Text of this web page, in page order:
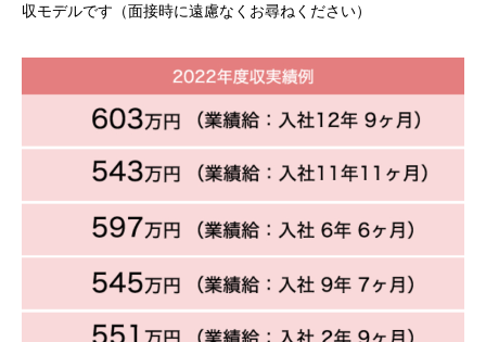
収モデルです（面接時に遠慮なくお尋ねください）